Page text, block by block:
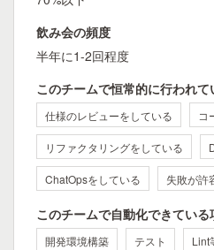
飲み会の頻度
半年に1-2回程度
このチームで恒常的に行われ
仕様のレビューをしている コ
リファクタリングをしている
ChatOpsをしている 失敗が許
このチームで自動化できている
開発環境構築 テスト Lint